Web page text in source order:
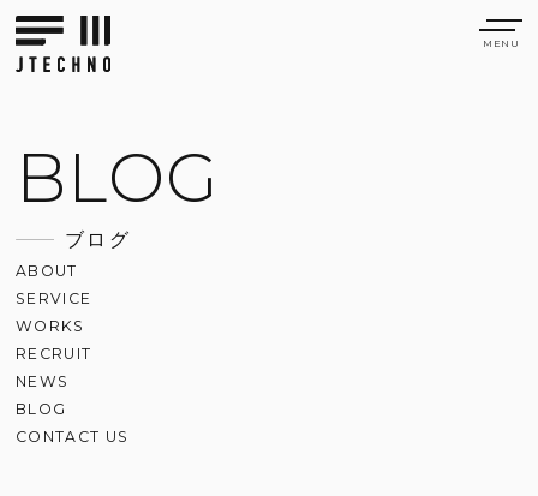
BLOG
ブログ
ABOUT
SERVICE
WORKS
RECRUIT
NEWS
BLOG
CONTACT US